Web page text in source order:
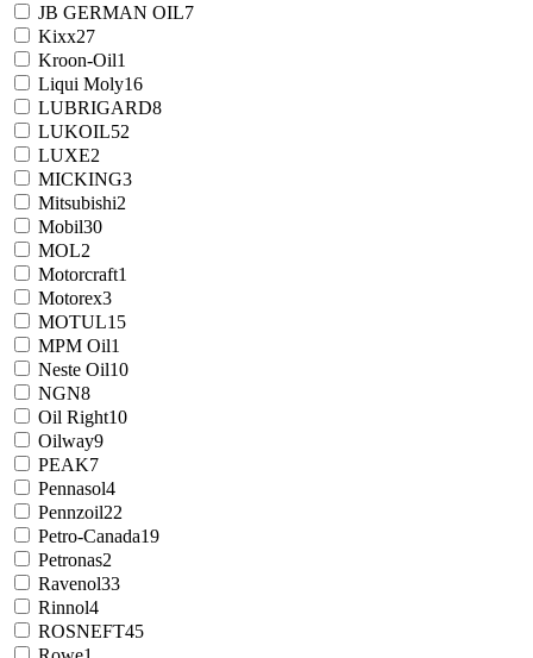
JB GERMAN OIL7
Kixx27
Kroon-Oil1
Liqui Moly16
LUBRIGARD8
LUKOIL52
LUXE2
MICKING3
Mitsubishi2
Mobil30
MOL2
Motorcraft1
Motorex3
MOTUL15
MPM Oil1
Neste Oil10
NGN8
Oil Right10
Oilway9
PEAK7
Pennasol4
Pennzoil22
Petro-Canada19
Petronas2
Ravenol33
Rinnol4
ROSNEFT45